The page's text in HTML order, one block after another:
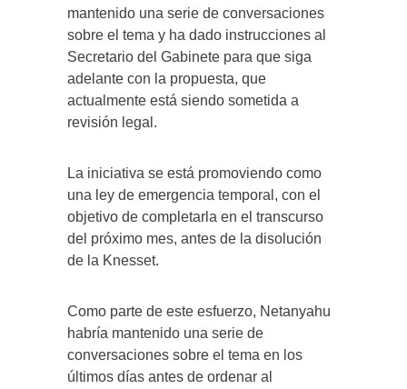
mantenido una serie de conversaciones
sobre el tema y ha dado instrucciones al
Secretario del Gabinete para que siga
adelante con la propuesta, que
actualmente está siendo sometida a
revisión legal.
La iniciativa se está promoviendo como
una ley de emergencia temporal, con el
objetivo de completarla en el transcurso
del próximo mes, antes de la disolución
de la Knesset.
Como parte de este esfuerzo, Netanyahu
habría mantenido una serie de
conversaciones sobre el tema en los
últimos días antes de ordenar al